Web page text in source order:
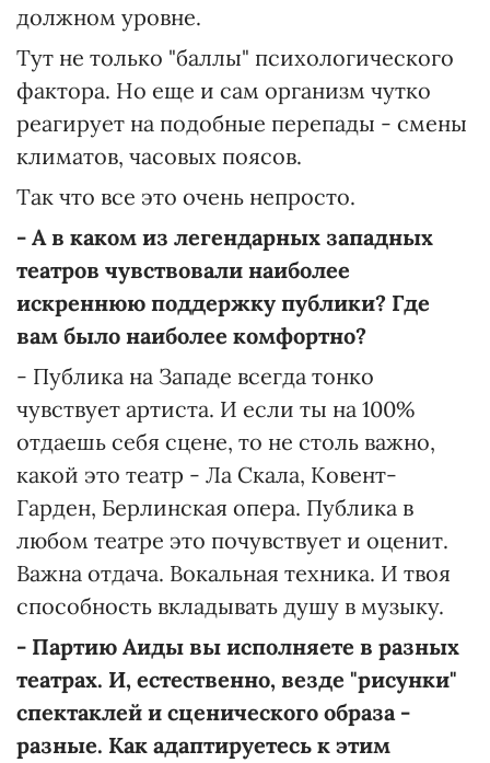
должном уровне.
Тут не только "баллы" психологического
фактора. Но еще и сам организм чутко
реагирует на подобные перепады - смены
климатов, часовых поясов.
Так что все это очень непросто.
- А в каком из легендарных западных
театров чувствовали наиболее
искреннюю поддержку публики? Где
вам было наиболее комфортно?
- Публика на Западе всегда тонко
чувствует артиста. И если ты на 100%
отдаешь себя сцене, то не столь важно,
какой это театр - Ла Скала, Ковент-
Гарден, Берлинская опера. Публика в
любом театре это почувствует и оценит.
Важна отдача. Вокальная техника. И твоя
способность вкладывать душу в музыку.
- Партию Аиды вы исполняете в разных
театрах. И, естественно, везде "рисунки"
спектаклей и сценического образа -
разные. Как адаптируетесь к этим